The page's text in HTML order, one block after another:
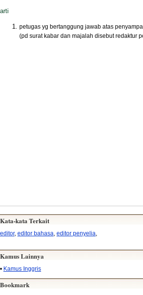
arti
petugas yg bertanggung jawab atas
(pd surat kabar dan majalah disebut redaktur
Kata-kata Terkait
editor, editor bahasa editor penyelia
Kamus Lainnya
• Kamus Inggris
Bookmark